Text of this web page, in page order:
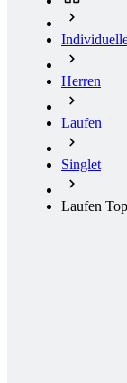
Herren
Laufen
Singlet
Laufen